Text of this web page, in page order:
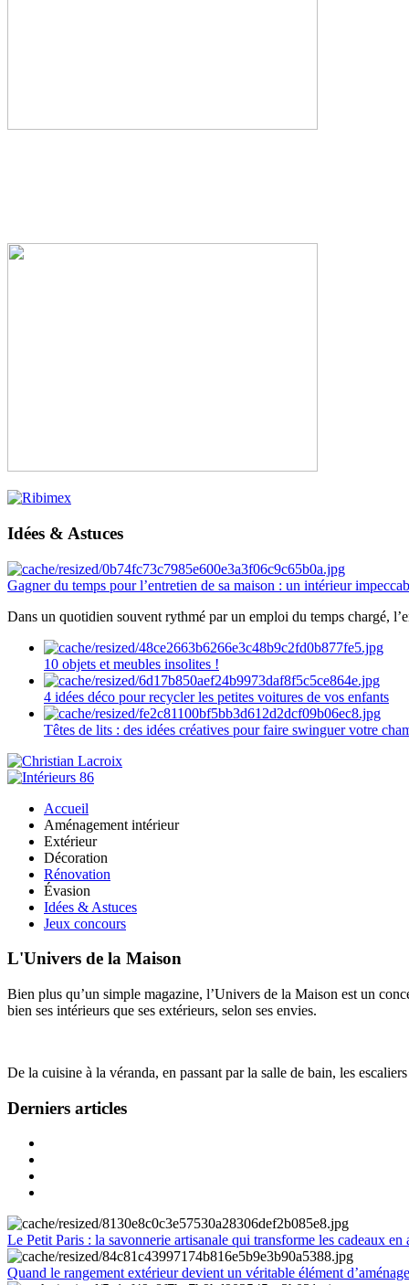
Idées & Astuces
Gagner du temps pour l’entretien de sa maison : un intérieur
Dans un quotidien souvent rythmé par un emploi du temps chargé,
10 objets et meubles insolites !
4 idées déco pour recycler les petites voitures de vos enfants
Têtes de lits : des idées créatives pour faire swinguer votre
Accueil
Aménagement intérieur
Extérieur
Décoration
Rénovation
Évasion
Idées & Astuces
Jeux concours
L'Univers de la Maison
Bien plus qu’un simple magazine, l’Univers de la Maison est un
bien ses intérieurs que ses extérieurs, selon ses envies.
De la cuisine à la véranda, en passant par la salle de bain, les
Derniers articles
Le Petit Paris : la savonnerie artisanale qui transforme les cadeaux en
Quand le rangement extérieur devient un véritable élément